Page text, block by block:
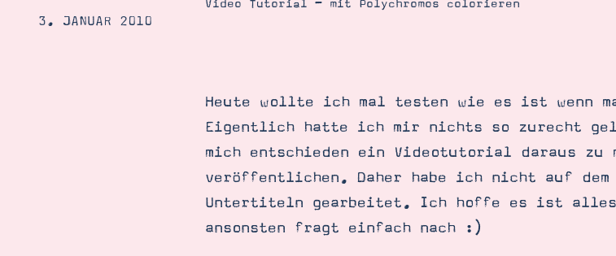
Blog
Gutscheine
Produkte erklärt
Über mich
Über Stampin’ Up!
Video Tutorial – mit Polychromos colorieren
3. JANUAR 2010
Heute wollte ich mal testen wie es ist wenn
Eigentlich hatte ich mir nichts so zurecht
mich entschieden ein Videotutorial daraus zu
veröffentlichen. Daher habe ich nicht auf dem
Untertiteln gearbeitet. Ich hoffe es ist
ansonsten fragt einfach nach :)